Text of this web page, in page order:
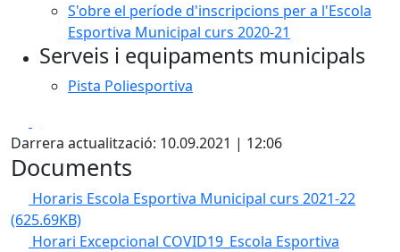
S'obre el període d'inscripcions per a l'Escola
Esportiva Municipal curs 2020-21
Serveis i equipaments municipals
Pista Poliesportiva
Darrera actualització: 10.09.2021 | 12:06
Documents
Horaris Escola Esportiva Municipal curs 2021-22
(625.69KB)
Horari Excepcional COVID19_Escola Esportiva